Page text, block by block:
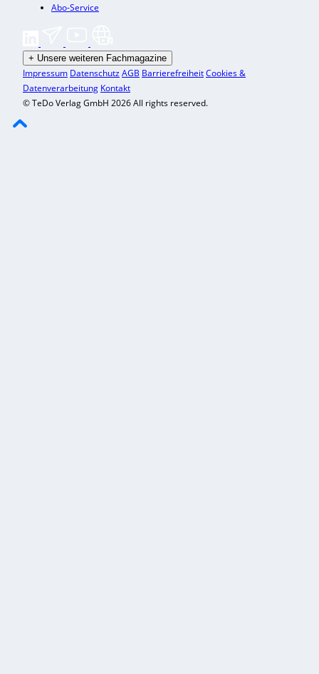
Abo-Service
+ Unsere weiteren Fachmagazine
Impressum DatenschutzAGB BarrierefreiheitCookies &
Datenverarbeitung Kontakt
© TeDo Verlag GmbH 2026 All rights reserved.